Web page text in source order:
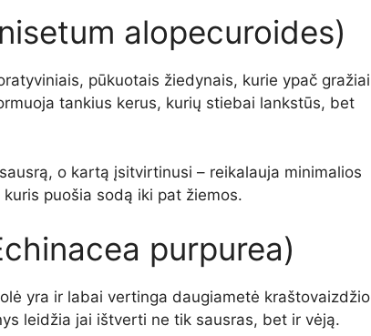
alopecuroides)
pūkuotais žiedynais, kurie ypač gražiai
tankius kerus, kurių stiebai lankstūs, bet
o kartą įsitvirtinusi – reikalauja minimalios
puošia sodą iki pat žiemos.
purpurea)
yra ir labai vertinga daugiametė kraštovaizdžio
leidžia jai ištverti ne tik sausras, bet ir vėją.